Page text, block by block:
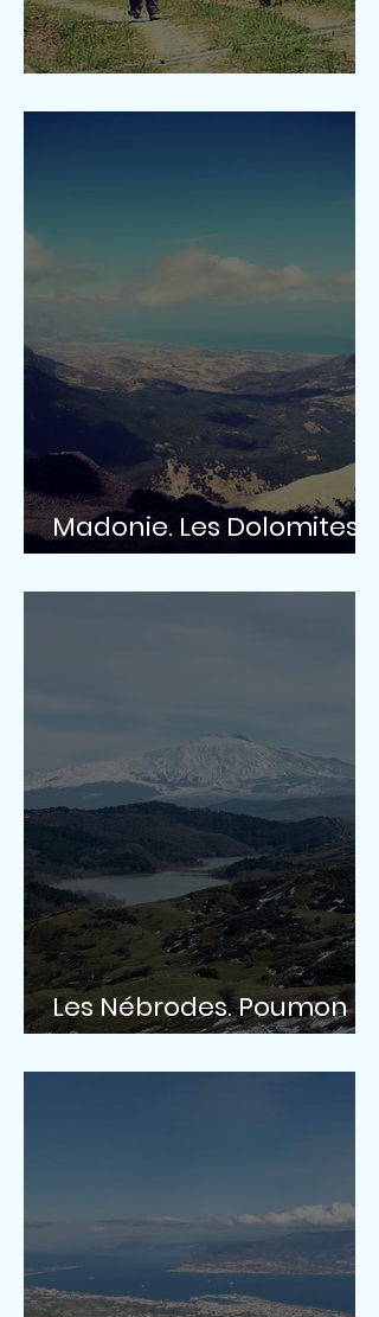
Mont Altesina
Madonie. Les Dolomites
de Sicile
Les Nébrodes. Poumon
vert de Sicile